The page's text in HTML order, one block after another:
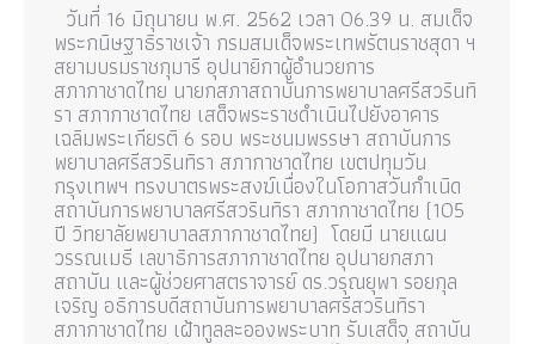
วันที่ 16 มิถุนายน พ.ศ. 2562 เวลา 06.39 น. สมเด็จ
พระกนิษฐาธิราชเจ้า กรมสมเด็จพระเทพรัตนราชสุดา ฯ
สยามบรมราชกุมารี อุปนายิกาผู้อำนวยการ
สภากาชาดไทย นายกสภาสถาบันการพยาบาลศรีสวรินทิ
รา สภากาชาดไทย เสด็จพระราชดำเนินไปยังอาคาร
เฉลิมพระเกียรติ 6 รอบ พระชนมพรรษา สถาบันการ
พยาบาลศรีสวรินทิรา สภากาชาดไทย เขตปทุมวัน
กรุงเทพฯ ทรงบาตรพระสงฆ์เนื่องในโอกาสวันกำเนิด
สถาบันการพยาบาลศรีสวรินทิรา สภากาชาดไทย (105
ปี วิทยาลัยพยาบาลสภากาชาดไทย) โดยมี นายแผน
วรรณเมธี เลขาธิการสภากาชาดไทย อุปนายกสภา
สถาบัน และผู้ช่วยศาสตราจารย์ ดร.วรุณยุพา รอยกุล
เจริญ อธิการบดีสถาบันการพยาบาลศรีสวรินทิรา
สภากาชาดไทย เฝ้าทูลละอองพระบาท รับเสด็จ สถาบัน